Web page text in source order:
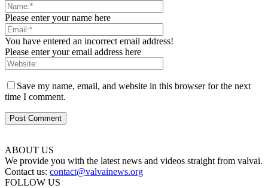
Please enter your name here
You have entered an incorrect email address!
Please enter your email address here
Save my name, email, and website in this browser for the next
time I comment.
ABOUT US
We provide you with the latest news and videos straight from valvai.
Contact us: contact@valvainews.org
FOLLOW US